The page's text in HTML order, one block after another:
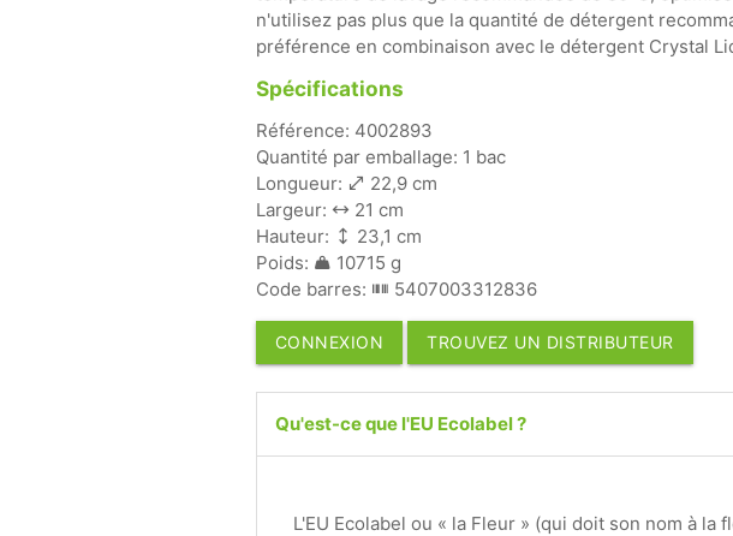
n'utilisez pas plus que la quantité de détergent
préférence en combinaison avec le détergent Crystal
Spécifications
Référence: 4002893
Quantité par emballage: 1 bac
Longueur:
22,9 cm
Largeur:
21 cm
Hauteur:
23,1 cm
Poids:
10715 g
Code barres:
5407003312836
CONNEXION TROUVEZ UN DISTRIBUTEUR
Qu'est-ce que l'EU Ecolabel ?
L'EU Ecolabel ou « la Fleur » (qui doit son nom à